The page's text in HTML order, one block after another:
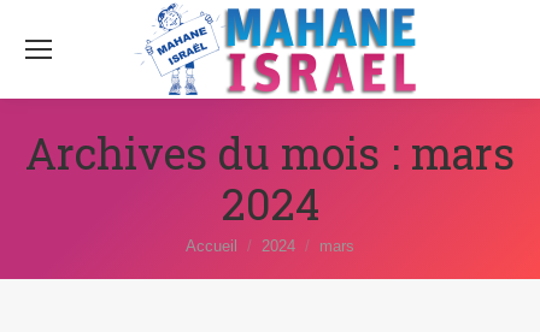
Archives du mois : mars
2024
Vous êtes ici :
Accueil 2024 mars